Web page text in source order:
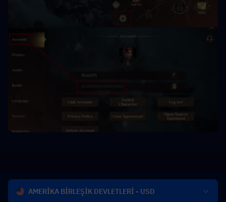
AMERİKA BİRLEŞİK DEVLETLERİ - USD